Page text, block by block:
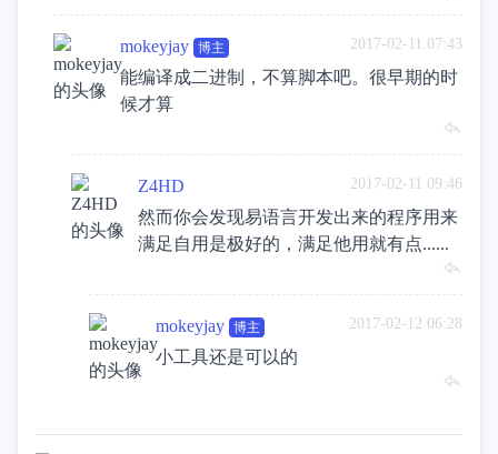
2017-02-11 07:43
mokeyjay 博主
能编译成二进制，不算脚本吧。很早期的时
候才算
2017-02-11 09:46
Z4HD
然而你会发现易语言开发出来的程序用来
满足自用是极好的，满足他用就有点......
2017-02-12 06:28
mokeyjay 博主
小工具还是可以的